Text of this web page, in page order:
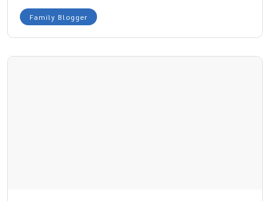
อย่างไรบ้าง”
Family Blogger